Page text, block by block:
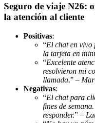
Seguro de viaje N26:
la atención al cliente
Positivas:
“El chat en vivo
la tarjeta en
“Excelente
resolvieron mi
llamada.” –
Negativas:
“El chat para
fines de
responder.” –